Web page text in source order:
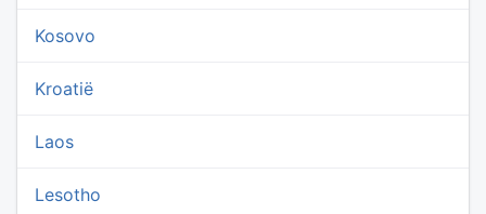
Kosovo
Kroatië
Laos
Lesotho